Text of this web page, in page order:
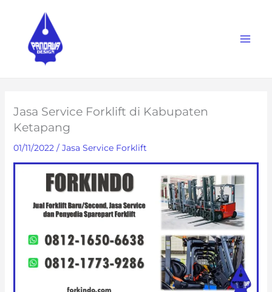
content
Jasa Service Forklift di Kabupaten
Ketapang
01/11/2022 / Jasa Service Forklift